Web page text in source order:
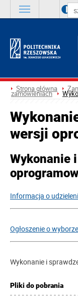
Strona główna
zamówieniach
wersji
Wykonanie
Informacja o
Ogłoszenie o
Wykonanie i
Pliki do pobrania